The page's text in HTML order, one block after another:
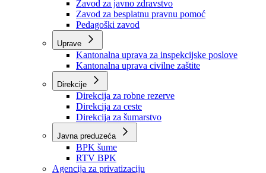
Zavodi
Zavod zdravstvenog osiguranja
Zavod za javno zdravstvo
Zavod za besplatnu pravnu pomoć
Pedagoški zavod
Kantonalna uprava za inspekcijske poslove
Kantonalna uprava civilne zaštite
Direkcije
Direkcija za robne rezerve
Direkcija za ceste
Direkcija za šumarstvo
Javna preduzeća